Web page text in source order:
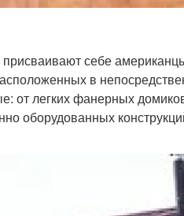
себе
в
от легких фанерных
оборудованных